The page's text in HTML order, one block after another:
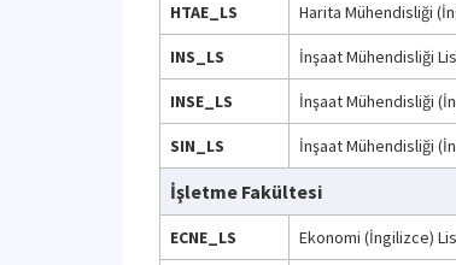
HTAE_LS Harita Mühendisliği
INS_LS İnşaat Mühendisliği
INSE_LS İnşaat Mühendisliği
SIN_LS İnşaat Mühendisliği
İşletme Fakültesi
ECNE_LS Ekonomi (İngilizce)